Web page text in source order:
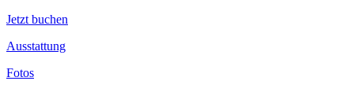
Jetzt buchen
Ausstattung
Fotos